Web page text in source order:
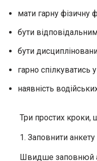
мати гарну фізичну
бути
бути
гарно
наявність
Три простих кроки,
1. Заповнити анкету
Швидше заповнюй